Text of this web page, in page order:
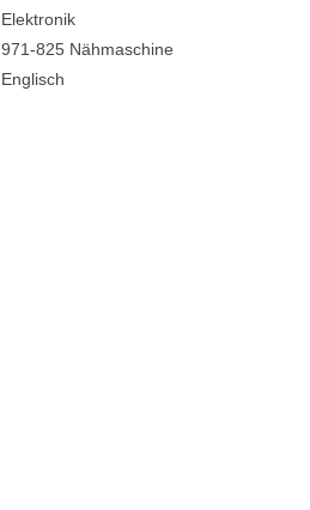
Elektronik
971-825 Nähmaschine
Englisch